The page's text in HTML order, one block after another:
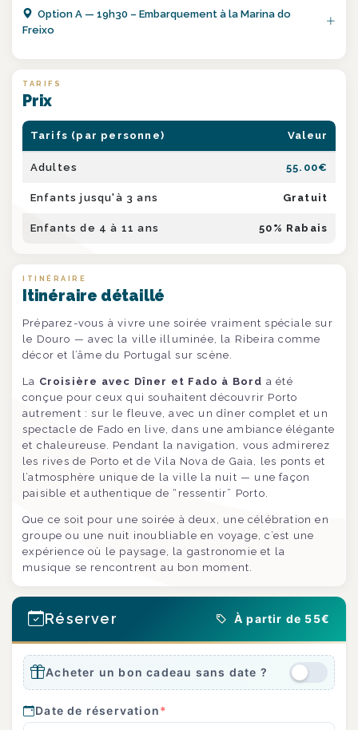
OptionA —19h30 – Embarquement à la Marina do
Freixo
TARIFS
Prix
Tarifs (par personne) Valeur
Adultes 55.00€
Enfants jusqu'à 3 ans Gratuit
Enfants de 4 à 11 ans 50 % Rabais
ITINÉRAIRE
Itinéraire détaillé
Préparez-vous à vivre une soirée vraiment spéciale sur
le Douro — avec la ville illuminée, la Ribeira comme
décor et l’âme du Portugal sur scène.
La Croisière avec Dîner et Fado à Bord a été
conçue pour ceux qui souhaitent découvrir Porto
autrement : sur le fleuve, avec un dîner complet et un
spectacle de Fado en live, dans une ambiance élégante
et chaleureuse. Pendant la navigation, vous admirerez
les rives de Porto et de Vila Nova de Gaia, les ponts et
l’atmosphère unique de la ville la nuit — une façon
paisible et authentique de “ressentir” Porto.
Que ce soit pour une soirée à deux, une célébration en
groupe ou une nuit inoubliable en voyage, c’est une
expérience où le paysage, la gastronomie et la
musique se rencontrent au bon moment.
Réserver À partir de 55€
Acheter un bon cadeau sans date ?
Date de réservation*